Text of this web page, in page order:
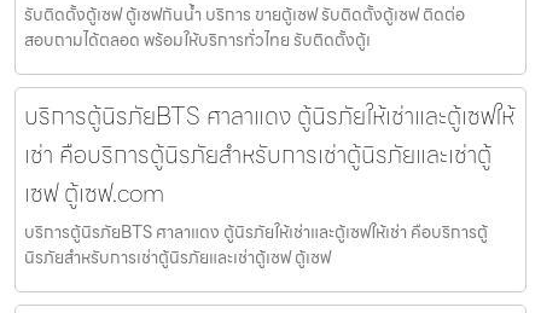
รับติดตั้งตู้เซฟ ตู้เซฟกันน้ำ บริการ ขายตู้เซฟ รับติดตั้งตู้เซฟ ติดต่อ
สอบถามได้ตลอด พร้อมให้บริการทั่วไทย รับติดตั้งตู้เ
บริการตู้นิรภัยBTS ศาลาแดง ตู้นิรภัยให้เช่าและตู้เซฟให้
เช่า คือบริการตู้นิรภัยสำหรับการเช่าตู้นิรภัยและเช่าตู้
เซฟ ตู้เซฟ.com
บริการตู้นิรภัยBTS ศาลาแดง ตู้นิรภัยให้เช่าและตู้เซฟให้เช่า คือบริการตู้
นิรภัยสำหรับการเช่าตู้นิรภัยและเช่าตู้เซฟ ตู้เซฟ